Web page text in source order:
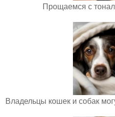
Прощаемся с
Владельцы кошек и собак